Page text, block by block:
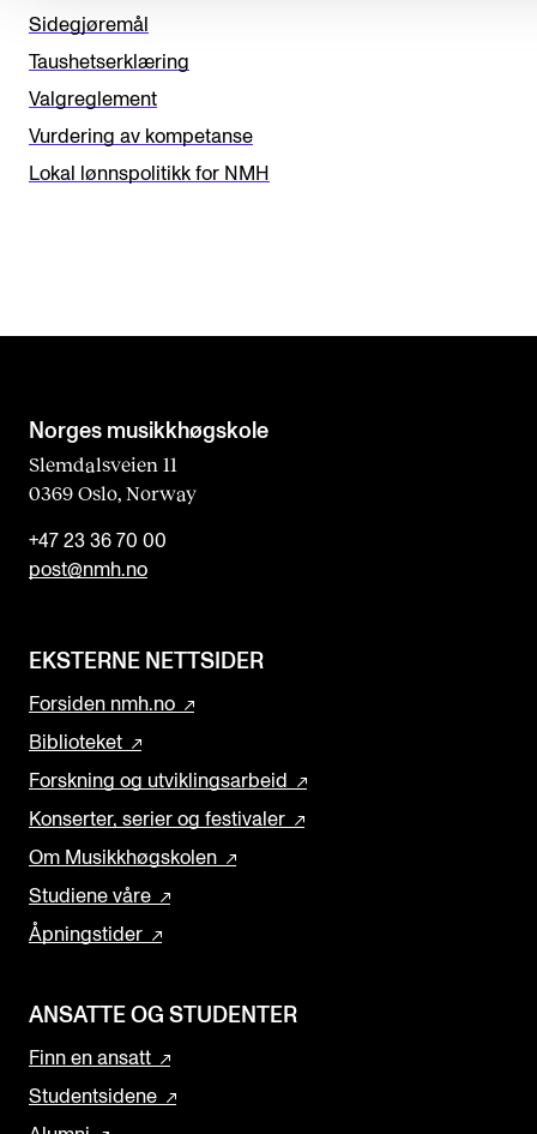
f
i
e
l
d
Sidegjøremål
Taushetserklæring
Valgreglement
Vurdering av kompetanse
Lokal lønnspolitikk for NMH
Norges musikk­høgskole
Slemdalsveien 11
0369 Oslo, Norway
+47 23 36 70 00
post@nmh.no
EKSTERNE NETTSIDER
Forsiden nmh.no
Biblioteket
Forskning og utviklingsarbeid
Konserter, serier og festivaler
Om Musikkhøgskolen
Studiene våre
Åpningstider
ANSATTE OG STUDENTER
Finn en ansatt
Studentsidene